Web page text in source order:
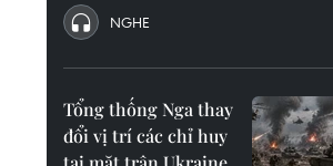
NGHE
Tổng thống Nga thay
đổi vị trí các chỉ huy